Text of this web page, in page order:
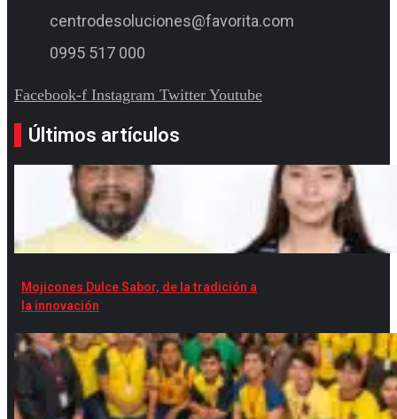
centrodesoluciones@favorita.com
0995 517 000
Facebook-f Instagram Twitter Youtube
Últimos artículos
Mojicones Dulce Sabor, de la tradición a
la innovación